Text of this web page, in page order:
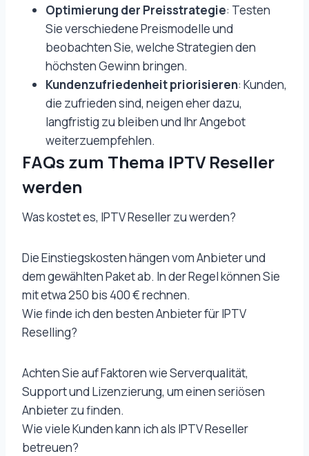
Optimierung der Preisstrategie: Testen
Sie verschiedene Preismodelle und
beobachten Sie, welche Strategien den
höchsten Gewinn bringen.
Kundenzufriedenheit priorisieren: Kunden,
die zufrieden sind, neigen eher dazu,
langfristig zu bleiben und Ihr Angebot
weiterzuempfehlen.
FAQs zum Thema IPTV Reseller
werden
Was kostet es, IPTV Reseller zu werden?
Die Einstiegskosten hängen vom Anbieter und
dem gewählten Paket ab. In der Regel können Sie
mit etwa 250 bis 400 € rechnen.
Wie finde ich den besten Anbieter für IPTV
Reselling?
Achten Sie auf Faktoren wie Serverqualität,
Support und Lizenzierung, um einen seriösen
Anbieter zu finden.
Wie viele Kunden kann ich als IPTV Reseller
betreuen?